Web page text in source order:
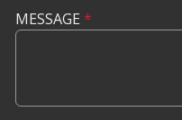
MESSAGE *